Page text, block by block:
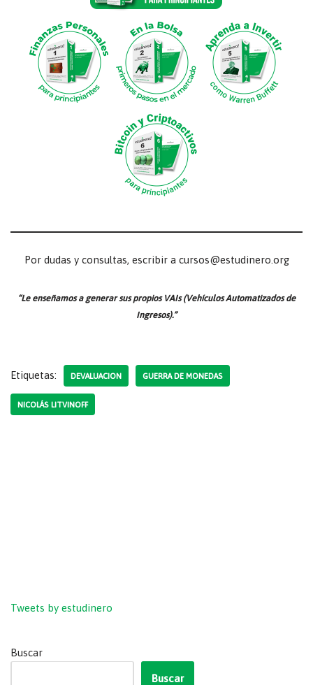
Por dudas y consultas, escribir a cursos@estudinero.org
“Le enseñamos a generar sus propios VAIs (Vehículos Automatizados de
Ingresos).”
Etiquetas: DEVALUACION GUERRA DE MONEDAS
NICOLÁS LITVINOFF
Tweets by estudinero
Buscar
Buscar